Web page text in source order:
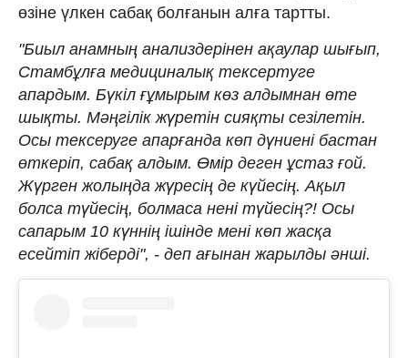
өзіне үлкен сабақ болғанын алға тартты.
"Биыл анамның анализдерінен ақаулар шығып,
Стамбұлға медициналық тексертуге
апардым. Бүкіл ғұмырым көз алдымнан өте
шықты. Мәңгілік жүретін сияқты сезілетін.
Осы тексеруге апарғанда көп дүниені бастан
өткеріп, сабақ алдым. Өмір деген ұстаз ғой.
Жүрген жолыңда жүресің де күйесің. Ақыл
болса түйесің, болмаса нені түйесің?! Осы
сапарым 10 күннің ішінде мені көп жасқа
есейтіп жіберді", - деп ағынан жарылды әнші.